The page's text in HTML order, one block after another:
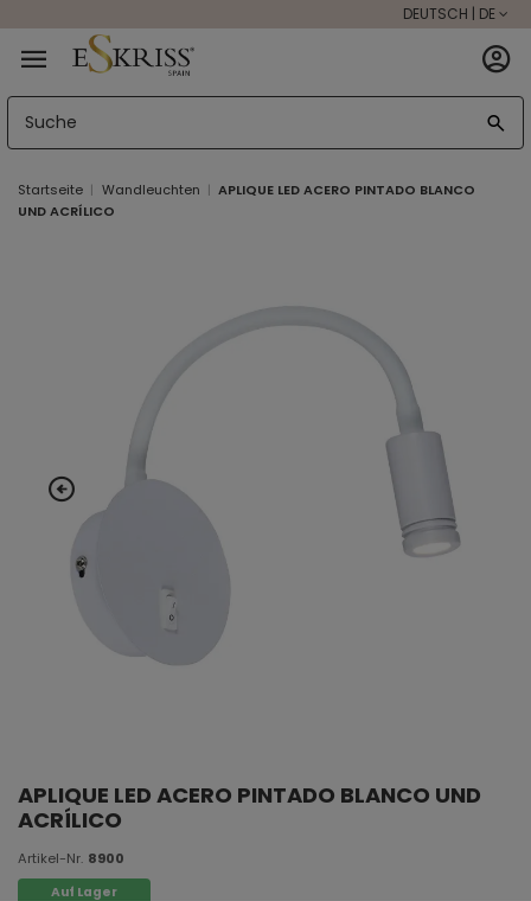
DEUTSCH | DE
Startseite Wandleuchten
APLIQUE LED ACERO PINTADO BLANCO
UND ACRÍLICO
APLIQUE LED ACERO PINTADO BLANCO UND
ACRÍLICO
Artikel-Nr. 8900
Auf Lager